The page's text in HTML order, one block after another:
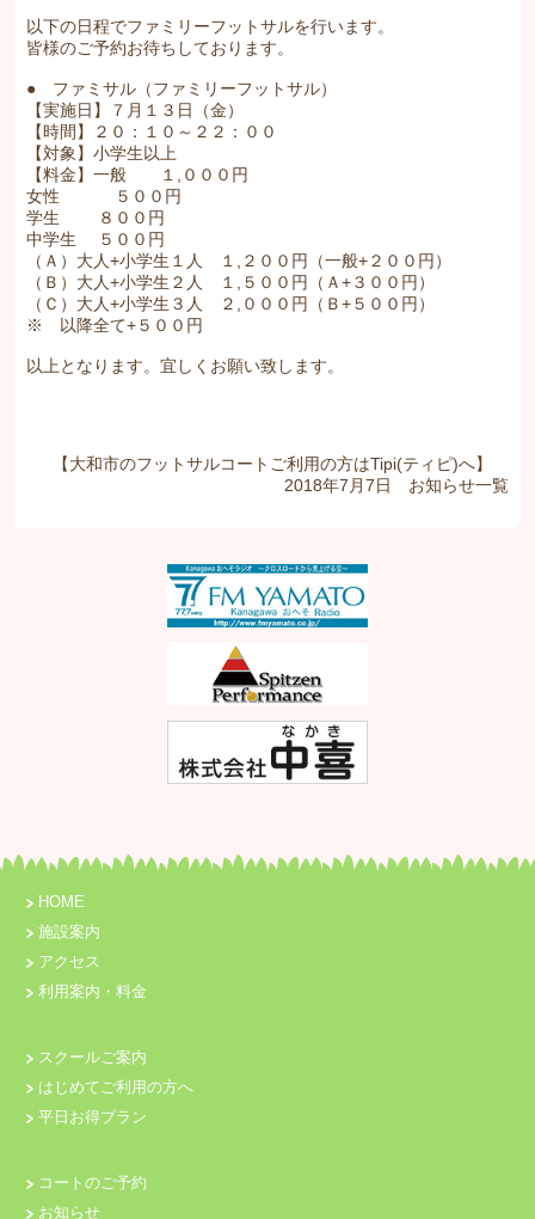
以下の日程でファミリーフットサルを行います。
皆様のご予約お待ちしております。
● ファミサル（ファミリーフットサル）
【実施日】７月１３日（金）
【時間】２０：１０～２２：００
【対象】小学生以上
【料金】一般 １,０００円
女性 ５００円
学生 ８００円
中学生 ５００円
（Ａ）大人+小学生１人 １,２００円（一般+２００円）
（Ｂ）大人+小学生２人 １,５００円（Ａ+３００円）
（Ｃ）大人+小学生３人 ２,０００円（Ｂ+５００円）
※ 以降全て+５００円
以上となります。宜しくお願い致します。
【大和市のフットサルコートご利用の方はTipi(ティピ)へ】
2018年7月7日 お知らせ一覧
HOME
施設案内
アクセス
利用案内・料金
スクールご案内
はじめてご利用の方へ
平日お得プラン
コートのご予約
お知らせ